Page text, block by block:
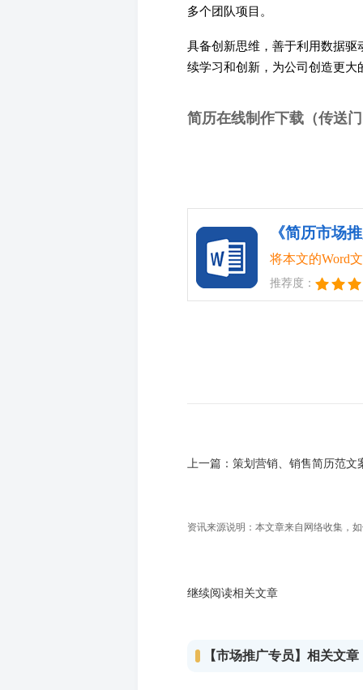
多个团队项目。
具备创新思维，善于利用数据
续学习和创新，为公司创造更大
简历在线制作下载（传送
《简历市场
将本文的Word
推荐度：
上一篇： 策划营销、销售简历范文
资讯来源说明：本文章来自网络收集，
继续阅读相关文章
【市场推广专员】相关文章